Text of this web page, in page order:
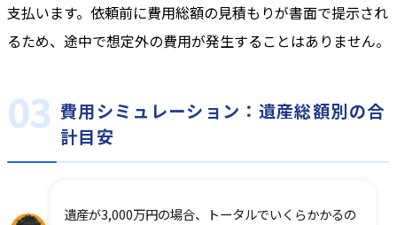
支払います。依頼前に費用総額の見積もりが書面で提示され
るため、途中で想定外の費用が発生することはありません。
費用シミュレーション：遺産総額別の合
計目安
遺産が3,000万円の場合、トータルでいくらかかるの